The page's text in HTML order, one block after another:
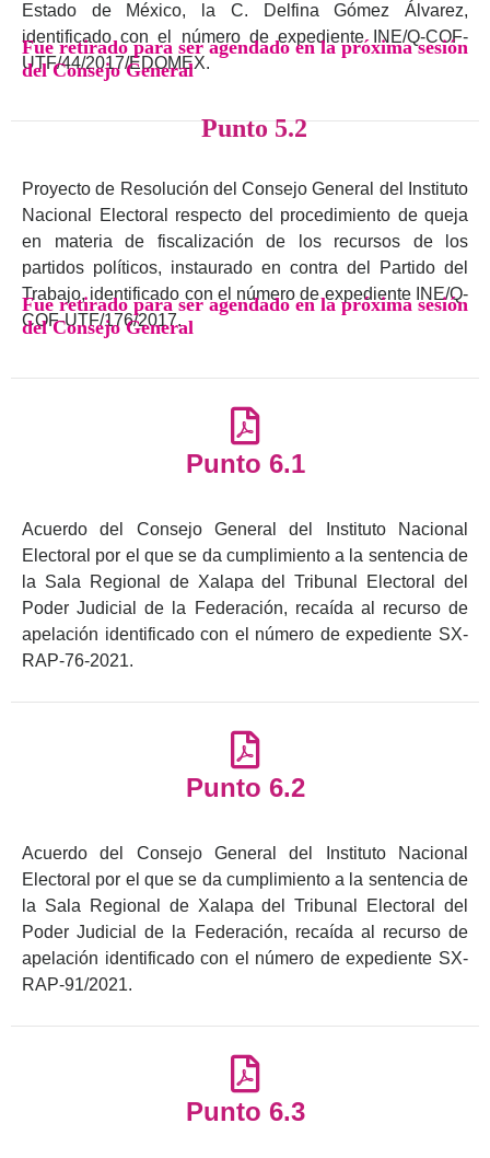
Estado de México, la C. Delfina Gómez Álvarez,
identificado con el número de expediente INE/Q-COF-
UTF/44/2017/EDOMEX.
Fue retirado para ser agendado en la próxima sesión
del Consejo General
Punto 5.2
Proyecto de Resolución del Consejo General del Instituto
Nacional Electoral respecto del procedimiento de queja
en materia de fiscalización de los recursos de los
partidos políticos, instaurado en contra del Partido del
Trabajo, identificado con el número de expediente INE/Q-
COF-UTF/176/2017.
Fue retirado para ser agendado en la próxima sesión
del Consejo General
Punto 6.1
Acuerdo del Consejo General del Instituto Nacional
Electoral por el que se da cumplimiento a la sentencia de
la Sala Regional de Xalapa del Tribunal Electoral del
Poder Judicial de la Federación, recaída al recurso de
apelación identificado con el número de expediente SX-
RAP-76-2021.
Punto 6.2
Acuerdo del Consejo General del Instituto Nacional
Electoral por el que se da cumplimiento a la sentencia de
la Sala Regional de Xalapa del Tribunal Electoral del
Poder Judicial de la Federación, recaída al recurso de
apelación identificado con el número de expediente SX-
RAP-91/2021.
Punto 6.3